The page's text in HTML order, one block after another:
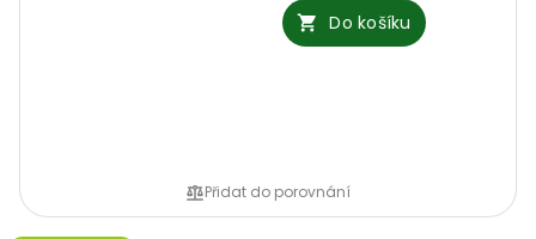
Do košíku
Přidat do porovnání